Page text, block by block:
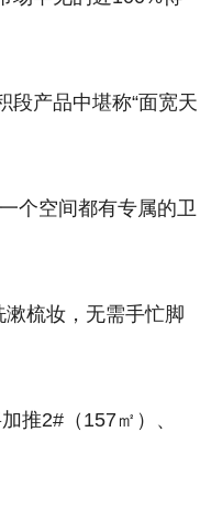
段产品中堪称“面宽天
一个空间都有专属的卫
漱梳妆，无需手忙脚
推2#（157㎡ ） 、